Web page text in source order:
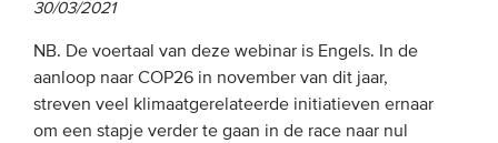
30/03/2021
NB. De voertaal van deze webinar is Engels. In de
aanloop naar COP26 in november van dit jaar,
streven veel klimaatgerelateerde initiatieven ernaar
om een stapje verder te gaan in de race naar nul